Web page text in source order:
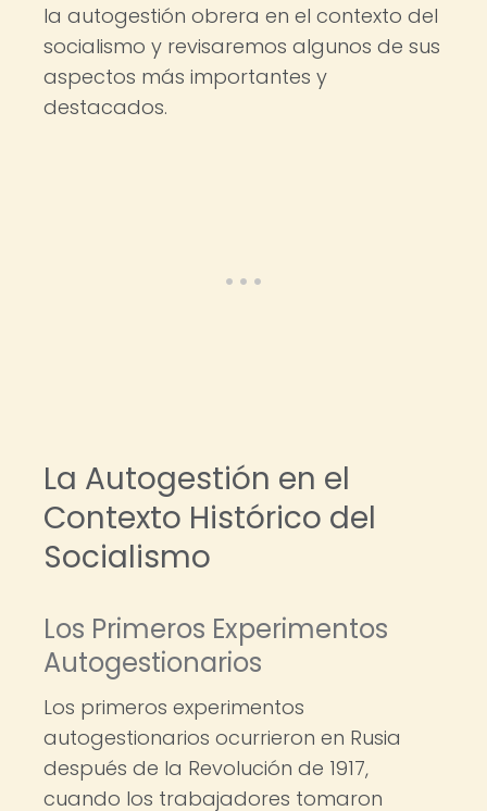
la autogestión obrera en el contexto del
socialismo y revisaremos algunos de sus
aspectos más importantes y
destacados.
La Autogestión en el
Contexto Histórico del
Socialismo
Los Primeros Experimentos
Autogestionarios
Los primeros experimentos
autogestionarios ocurrieron en Rusia
después de la Revolución de 1917,
cuando los trabajadores tomaron